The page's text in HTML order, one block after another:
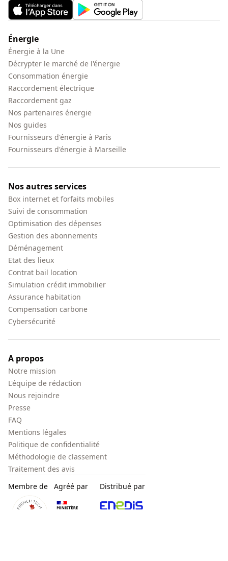
Énergie
Énergie à la Une
Décrypter le marché de l'énergie
Consommation énergie
Raccordement électrique
Raccordement gaz
Nos partenaires énergie
Nos guides
Fournisseurs d'énergie à Paris
Fournisseurs d'énergie à Marseille
Nos autres services
Box internet et forfaits mobiles
Suivi de consommation
Optimisation des dépenses
Gestion des abonnements
Déménagement
Etat des lieux
Contrat bail location
Simulation crédit immobilier
Assurance habitation
Compensation carbone
Cybersécurité
A propos
Notre mission
L'équipe de rédaction
Nous rejoindre
Presse
FAQ
Mentions légales
Politique de confidentialité
Méthodologie de classement
Traitement des avis
Membre de
Agréé par Distribué par